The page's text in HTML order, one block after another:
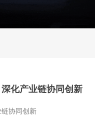
化产业链协同创新
协同创新